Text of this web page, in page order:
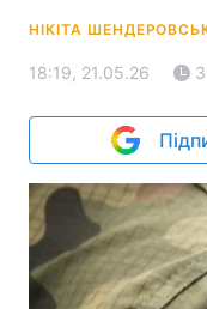
НІКІТА
18:19, 21.05.26